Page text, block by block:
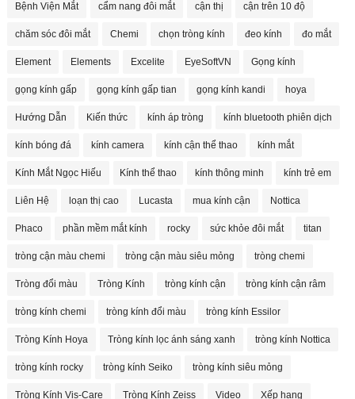
Bệnh Viện Mắt cẩm nang đôi mắt cận thị cận trên 10 độ
chăm sóc đôi mắt Chemi chọn tròng kính đeo kính đo mắt
Element Elements Excelite EyeSoftVN Gọng kính
gọng kính gấp gọng kính gấp tian gọng kính kandi hoya
Hướng Dẫn Kiến thức kính áp tròng kính bluetooth phiên dịch
kính bóng đá kính camera kính cận thể thao kính mắt
Kính Mắt Ngọc Hiếu Kính thể thao kính thông minh kính trẻ em
Liên Hệ loạn thị cao Lucasta mua kính cận Nottica
Phaco phần mềm mắt kính rocky sức khỏe đôi mắt titan
tròng cận màu chemi tròng cận màu siêu mỏng tròng chemi
Tròng đổi màu Tròng Kính tròng kính cận tròng kính cận râm
tròng kính chemi tròng kính đổi màu tròng kính Essilor
Tròng Kính Hoya Tròng kính lọc ánh sáng xanh tròng kính Nottica
tròng kính rocky tròng kính Seiko tròng kính siêu mỏng
Tròng Kính Vis-Care Tròng Kính Zeiss Video Xếp hạng